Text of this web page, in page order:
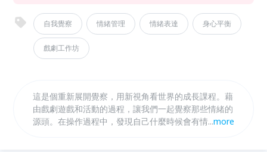
自我覺察 情緒管理 情緒表達 身心平衡
戲劇工作坊
這是個重新展開覺察，用新視角看世界的成長課程。藉
由戲劇遊戲和活動的過程，讓我們一起覺察那些情緒的
源頭。在操作過程中，發現自己什麼時候會有情緒、這
...more